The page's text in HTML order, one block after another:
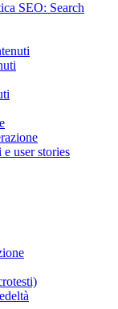
SEO: Search
user stories